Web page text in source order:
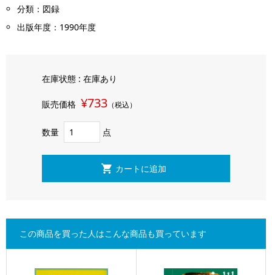
分類：図録
出版年度：1990年度
在庫状態 : 在庫あり
販売価格 ¥733（税込）
数量 点
この商品を買った人はこんな商品も買っています